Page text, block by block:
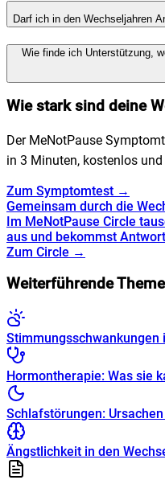
Darf ich in den Wechseljahren
Wie finde ich Unterstützung,
Wie stark sind deine
Der MeNotPause
in 3 Minuten, kostenlos
Zum Symptomtest →
Gemeinsam durch die
Im MeNotPause Circle
aus und bekommst
Zum Circle →
Weiterführende
Stimmungsschwankungen
Hormontherapie: Was sie
Schlafstörungen:
Ängstlichkeit in den